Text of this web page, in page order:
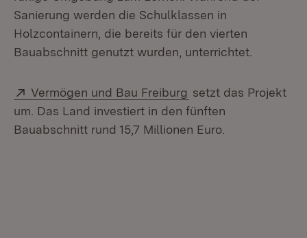
Sanierung werden die Schulklassen in
Holzcontainern, die bereits für den vierten
Bauabschnitt genutzt wurden, unterrichtet.
Extern:
Vermögen und Bau Freiburg (Öffnet in neuem
setzt das Projekt
um. Das Land investiert in den fünften
Bauabschnitt rund 15,7 Millionen Euro.